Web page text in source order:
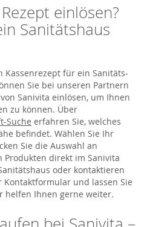
einlösen?
Sanitätshaus
Kassenrezept für ein Sanitäts-
Sie bei unseren Partnern
Sanivita einlösen, um Ihnen
zu können. Über
Suche erfahren Sie, welches
befindet. Wählen Sie Ihr
Sie die Auswahl an
direkt im Sanivita
oder kontaktieren
und lassen Sie
helfen Ihnen gerne weiter.